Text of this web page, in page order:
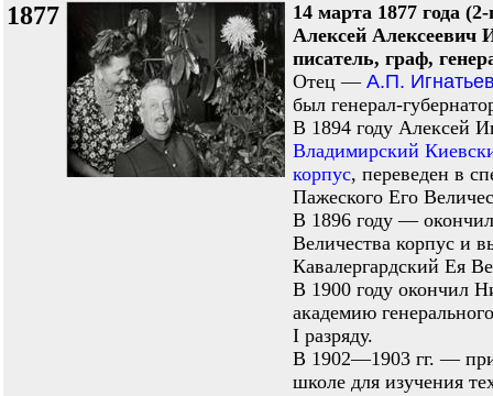
1877
14 марта 1877 года
Алексей
писатель, граф,
Отец — А.П.
был генерал-
В 1894 годy Алексей
Владимирский
корпус, переведен в
Пажеского Его
В 1896 году —
Величества корпус и
Кавалергардский Ея
В 1900 году окончил
академию
I разряду.
В 1902—1903 гг. —
школе для изучения